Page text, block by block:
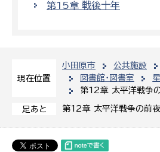
現在位置
小田原市 公共施設
図書館・図書室
第12章 太平洋戦争
足あと 第12章 太平洋戦争の前夜
第15章 戦後十年